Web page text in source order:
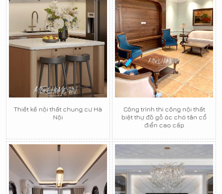
Thiết kế nội thất chung cư Hà
Nội
Công trình thi công nội thất
biệt thự đồ gỗ óc chó tân cổ
điển cao cấp